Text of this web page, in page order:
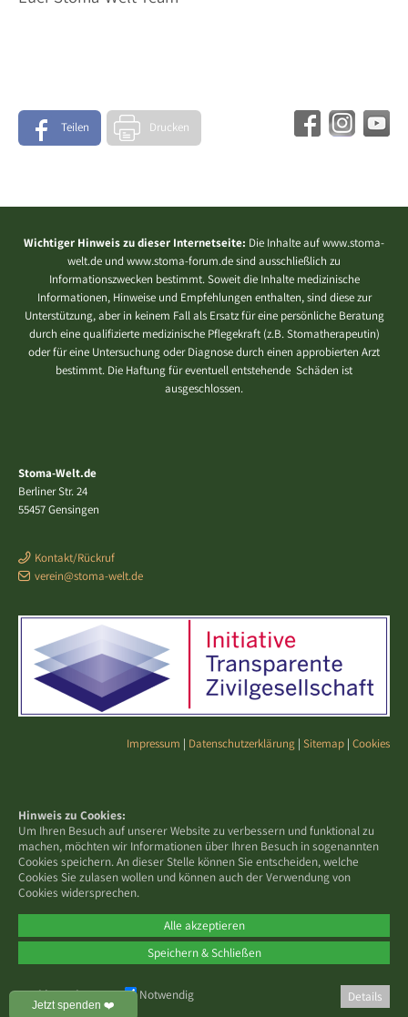
Alle akzeptieren
Speichern & Schließen
Hinweis zu Cookies:
Um Ihren Besuch auf unserer Website zu verbessern und funktional zu
machen, möchten wir Informationen über Ihren Besuch in sogenannten
Cookies speichern. An dieser Stelle können Sie entscheiden, welche
Cookies Sie zulasen wollen und können auch der Verwendung von
Cookies widersprechen.
Cookies zulassen: Notwendig Details
Teilen Drucken
Wichtiger Hinweis zu dieser Internetseite: Die Inhalte auf www.stoma-
welt.de und www.stoma-forum.de sind ausschließlich zu
Informationszwecken bestimmt. Soweit die Inhalte medizinische
Informationen, Hinweise und Empfehlungen enthalten, sind diese zur
Unterstützung, aber in keinem Fall als Ersatz für eine persönliche Beratung
durch eine qualifizierte medizinische Pflegekraft (z.B. Stomatherapeutin)
oder für eine Untersuchung oder Diagnose durch einen approbierten Arzt
bestimmt. Die Haftung für eventuell entstehende Schäden ist
ausgeschlossen.
Stoma-Welt.de
Berliner Str. 24
55457 Gensingen
Kontakt/Rückruf
verein@stoma-welt.de
Impressum | Datenschutzerklärung | Sitemap | Cookies
Jetzt spenden ❤️